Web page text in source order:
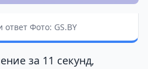
Фото: GS.BY
за 11 секунд,